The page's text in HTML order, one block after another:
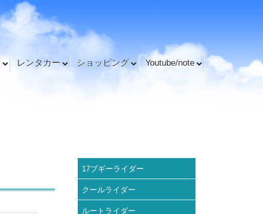
レンタカー ショッピング
Youtube/note
17ブギーライダー
クールライダー
ルートライダー